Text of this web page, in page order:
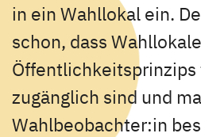
in ein Wahllokal ein.
schon, dass
Öffentlichkeitsprinzips
zugänglich sind und
Wahlbeobachter:in